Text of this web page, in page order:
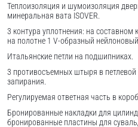
Теплоизоляция и шумоизоляция
минеральная вата ISOVER.
3 контура уплотнения: на составном
на полотне 1 V-образный нейлоновый
Итальянские петли на подшипниках.
3 противосъемных штыря в петлевой
запирания.
Регулируемая ответная часть в
Бронированные накладки для
бронированные пластины для